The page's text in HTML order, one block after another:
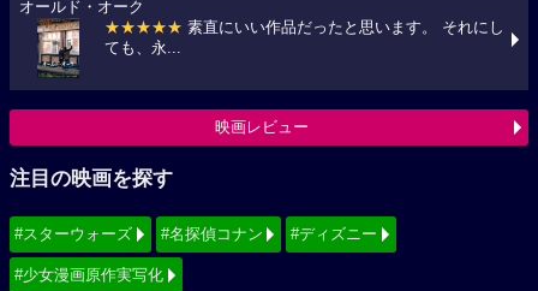
オールド・オーク
★★★★★ 素直にいい作品だったと思います。 それにし
ても、永...
映画レビュー
注目の映画を探す
#スターウォーズ #名探偵コナン #ディズニー
#少女漫画原作実写化